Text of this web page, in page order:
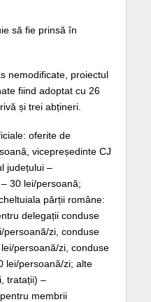
să fie prinsă în
nemodificate, proiectul
fiind adoptat cu 26
și trei abțineri.
oferite de
vicepreședinte CJ
județului –
30 lei/persoană;
părții române:
delegații conduse
persoană/zi, conduse
persoană/zi, conduse
lei/persoană/zi; alte
tratații) –
membrii